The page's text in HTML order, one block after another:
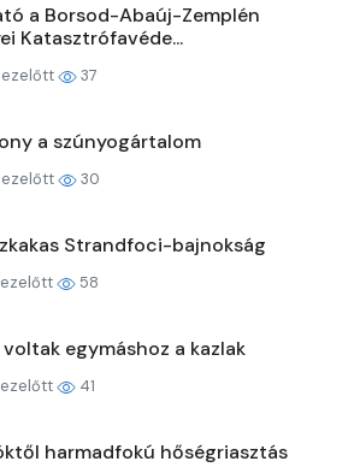
a Borsod-Abaúj-Zemplén
Katasztrófavéde...
ezelőtt 37
a szúnyogártalom
ezelőtt 30
Strandfoci-bajnokság
58
voltak egymáshoz a kazlak
41
harmadfokú hőségriasztás